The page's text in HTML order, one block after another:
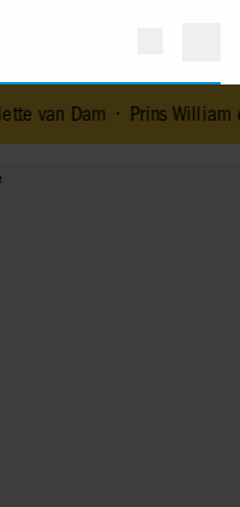
Prins William en prinses